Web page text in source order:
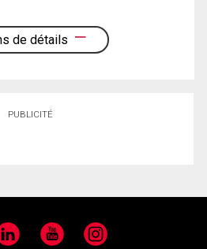
de détails
PUBLICITÉ
YouTube Instagram